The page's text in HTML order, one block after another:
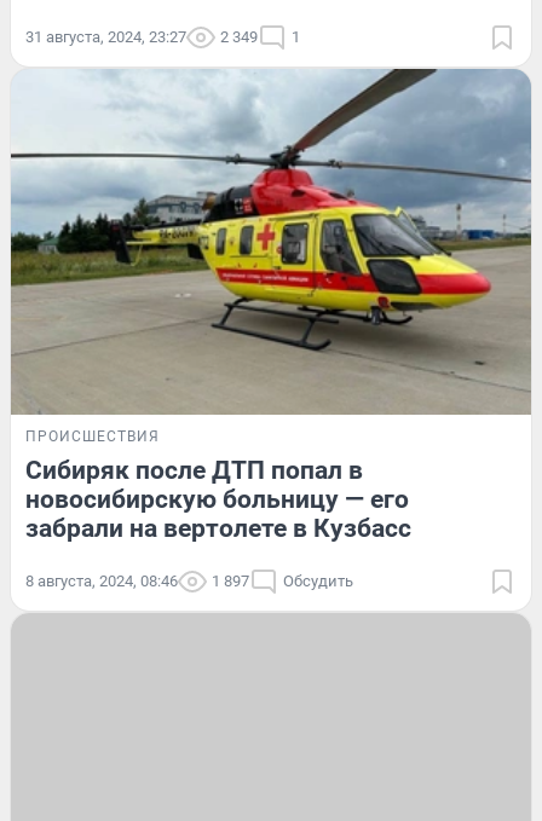
31 августа, 2024, 23:27 2 349 1
ПРОИСШЕСТВИЯ
Сибиряк после ДТП попал в
новосибирскую больницу — его
забрали на вертолете в Кузбасс
8 августа, 2024, 08:46 1 897 Обсудить